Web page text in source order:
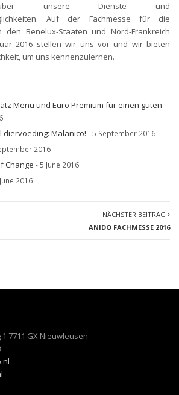
über unsere Dienste und
Auf der Fachmesse für die
den Benelux-Staaten und Nord-Frankreich
2016 stellen wir uns vor und wir bieten
um uns kennenzulernen.
Menu und Euro Premium für einen guten
diervoeding: Malanico! - 5 September 2016
2016
Change - 5 June 2016
2016
NÄCHSTER BEITRAG
ANIDO FACHMESSE 2016
7711 GX Nieuwleusen